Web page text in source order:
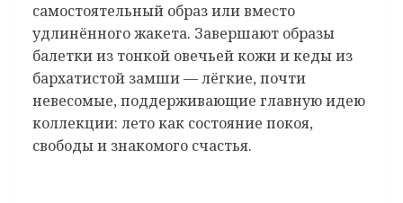
самостоятельный образ или вместо
удлинённого жакета. Завершают образы
балетки из тонкой овечьей кожи и кеды из
бархатистой замши — лёгкие, почти
невесомые, поддерживающие главную идею
коллекции: лето как состояние покоя,
свободы и знакомого счастья.